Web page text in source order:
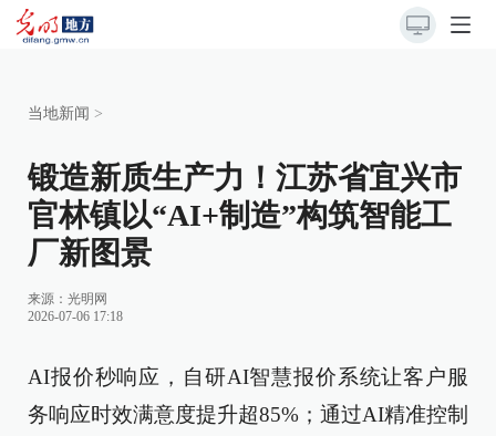
当地新闻 >
锻造新质生产力！江苏省宜兴市
官林镇以“AI+制造”构筑智能工
厂新图景
来源： 光明网
2026-07-06 17:18
AI报价秒响应，自研AI智慧报价系统让客户服
务响应时效满意度提升超85%；通过AI精准控制